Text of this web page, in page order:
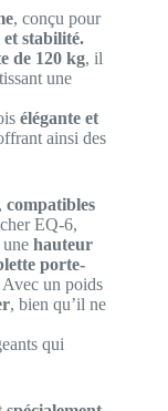
, conçu pour
et stabilité.
de 120 kg, il
une
élégante et
ainsi des
compatibles
EQ-6,
hauteur
porte-
un poids
, bien qu’il ne
qui